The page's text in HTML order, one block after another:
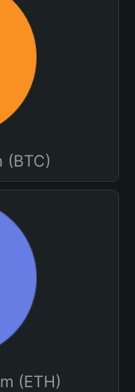
(BTC)
(ETH)